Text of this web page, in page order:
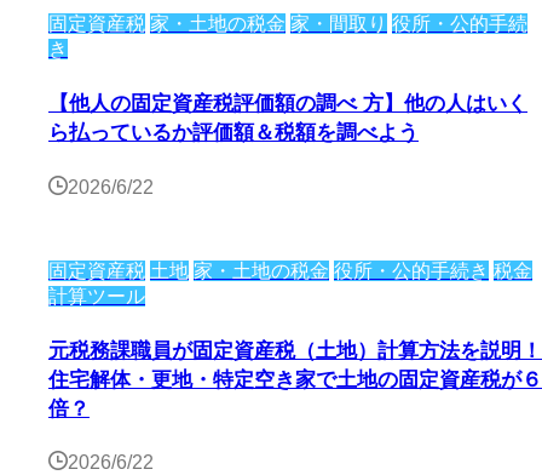
固定資産税 家・土地の税金 家・間取り 役所・公的手続
き
【他人の固定資産税評価額の調べ 方】他の人はいく
ら払っているか評価額＆税額を調べよう
2026/6/22
固定資産税 土地 家・土地の税金 役所・公的手続き 税金
計算ツール
元税務課職員が固定資産税（土地）計算方法を説明！
住宅解体・更地・特定空き家で土地の固定資産税が６
倍？
2026/6/22